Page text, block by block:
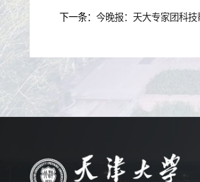
下一条： 今晚报：天大专家团科技